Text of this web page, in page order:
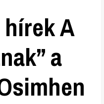
A
a